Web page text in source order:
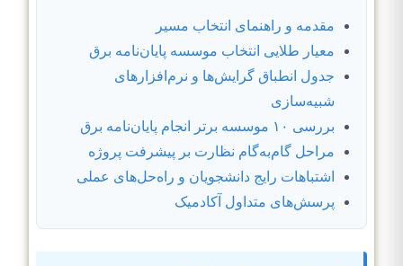
مقدمه و راهنمای انتخاب مسیر
معیار طلایی انتخاب موسسه پایان‌نامه برق
جدول انطباق گرایش‌ها و نرم‌افزارهای
شبیه‌سازی
بررسی ۱۰ موسسه برتر انجام پایان‌نامه برق
مراحل گام‌به‌گام نظارت بر پیشرفت پروژه
اشتباهات رایج دانشجویان و راه‌حل‌های عملی
پرسش‌های متداول آکادمیک